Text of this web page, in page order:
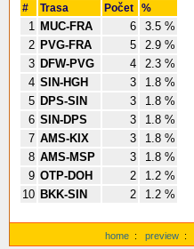
# Trasa Počet %
1 MUC-FRA 6
3.5 %
2 PVG-FRA 5
2.9 %
3 DFW-PVG 4
2.3 %
4 SIN-HGH 3
1.8 %
5 DPS-SIN 3
1.8 %
6 SIN-DPS 3
1.8 %
7 AMS-KIX 3
1.8 %
8 AMS-MSP 3
1.8 %
9 OTP-DOH 2
1.2 %
10 BKK-SIN 2 1.2 %
home : preview :